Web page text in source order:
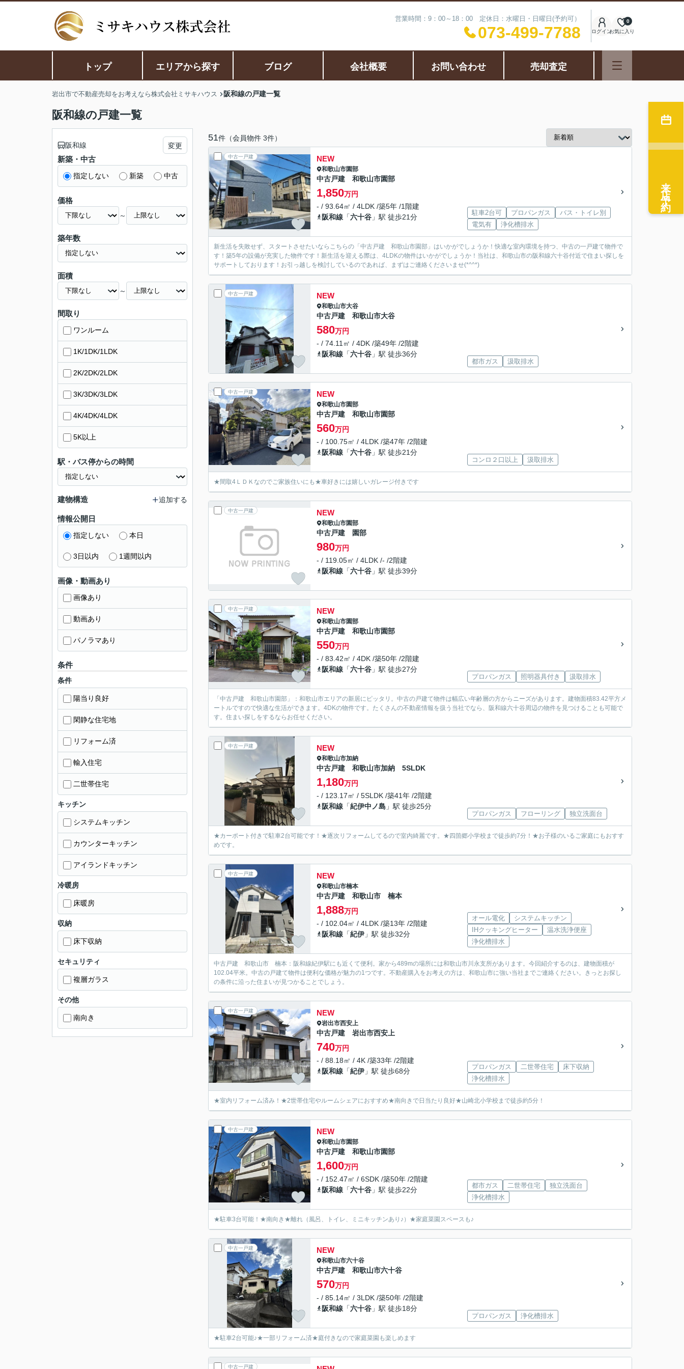
営業時間：9：00～18：00 定休日：水曜日・日曜日(予約可）
073-499-7788 ログインお気に入り
0
トップ エリアから探す ブログ 会社概要 お問い合わせ 売却査定
岩出市で不動産売却をお考えなら株式会社ミサキハウス 阪和線の戸建一覧
阪和線の戸建一覧
51件（会員物件 3件）
中古一戸建 NEW
和歌山市園部
中古戸建 和歌山市園部
1,850万円
- / 93.64㎡ / 4LDK /築5年 /1階建
阪和線 「六十谷 」駅 徒歩21分
駐車2台可 プロパンガス
バス・トイレ別
電気有
浄化槽排水
新生活を失敗せず、スタートさせたいならこちらの「中古戸建 和歌山市園部」はいかがでしょうか！快適な室内環境を持つ、中古の一戸建て物件で
す！築5年の設備が充実した物件です！新生活を迎える際は、4LDKの物件はいかがでしょうか！当社は、和歌山市の阪和線六十谷付近で住まい探しを
サポートしております！お引っ越しを検討しているのであれば、まずはご連絡くださいませ(*^^*)
中古一戸建 NEW
和歌山市大谷
中古戸建 和歌山市大谷
580万円
- / 74.11㎡ / 4DK /築49年 /2階建
阪和線 「六十谷 」駅 徒歩36分
都市ガス 汲取排水
中古一戸建 NEW
和歌山市園部
中古戸建 和歌山市園部
560万円
- / 100.75㎡ / 4LDK /築47年 /2階建
阪和線 「六十谷 」駅 徒歩21分
コンロ２口以上 汲取排水
★間取4ＬＤＫなのでご家族住いにも★車好きには嬉しいガレージ付きです
中古一戸建 NEW
和歌山市園部
中古戸建 園部
980万円
- / 119.05㎡ / 4LDK /- /2階建
阪和線 「六十谷 」駅 徒歩39分
中古一戸建 NEW
和歌山市園部
中古戸建 和歌山市園部
550万円
- / 83.42㎡ / 4DK /築50年 /2階建
阪和線 「六十谷 」駅 徒歩27分
プロパンガス 照明器具付き 汲取排水
「中古戸建 和歌山市園部」：和歌山市エリアの新居にピッタリ。中古の戸建て物件は幅広い年齢層の方からニーズがあります。建物面積83.42平方メ
ートルですので快適な生活ができます。4DKの物件です。たくさんの不動産情報を扱う当社でなら、阪和線六十谷周辺の物件を見つけることも可能で
す。住まい探しをするならお任せください。
中古一戸建 NEW
和歌山市加納
中古戸建 和歌山市加納 5SLDK
1,180万円
- / 123.17㎡ / 5SLDK /築41年 /2階建
阪和線 「紀伊中ノ島 」駅 徒歩25分
プロパンガス フローリング 独立洗面台
★カーポート付きで駐車2台可能です！★逐次リフォームしてるので室内綺麗です。★四箇郷小学校まで徒歩約7分！★お子様のいるご家庭にもおすす
めです。
中古一戸建 NEW
和歌山市楠本
中古戸建 和歌山市 楠本
1,888万円
- / 102.04㎡ / 4LDK /築13年 /2階建
阪和線 「紀伊 」駅 徒歩32分
オール電化
システムキッチン
IHクッキングヒーター
温水洗浄便座
浄化槽排水
中古戸建 和歌山市 楠本：阪和線紀伊駅にも近くて便利。家から489mの場所には和歌山市川永支所があります。今回紹介するのは、建物面積が
102.04平米。中古の戸建て物件は便利な価格が魅力の1つです。不動産購入をお考えの方は、和歌山市に強い当社までご連絡ください。きっとお探し
の条件に沿った住まいが見つかることでしょう。
中古一戸建 NEW
岩出市西安上
中古戸建 岩出市西安上
740万円
- / 88.18㎡ / 4K /築33年 /2階建
阪和線 「紀伊 」駅 徒歩68分
プロパンガス 二世帯住宅
床下収納
浄化槽排水
★室内リフォーム済み！★2世帯住宅やルームシェアにおすすめ★南向きで日当たり良好★山崎北小学校まで徒歩約5分！
中古一戸建 NEW
和歌山市園部
中古戸建 和歌山市園部
1,600万円
- / 152.47㎡ / 6SDK /築50年 /2階建
阪和線 「六十谷 」駅 徒歩22分
都市ガス 二世帯住宅
独立洗面台
浄化槽排水
★駐車3台可能！★南向き★離れ（風呂、トイレ、ミニキッチンあり♪）★家庭菜園スペースも♪
中古一戸建 NEW
和歌山市六十谷
中古戸建 和歌山市六十谷
570万円
- / 85.14㎡ / 3LDK /築50年 /2階建
阪和線 「六十谷 」駅 徒歩18分
プロパンガス 浄化槽排水
★駐車2台可能♪★一部リフォーム済★庭付きなので家庭菜園も楽しめます
中古一戸建
阪和線 変更
新築・中古
指定しない 新築 中古
価格
～
築年数
面積
～
間取り
ワンルーム
1K/1DK/1LDK
2K/2DK/2LDK
3K/3DK/3LDK
4K/4DK/4LDK
5K以上
駅・バス停からの時間
建物構造 追加する
情報公開日
指定しない 本日
3日以内 1週間以内
画像・動画あり
画像あり
動画あり
パノラマあり
条件
条件
陽当り良好
閑静な住宅地
リフォーム済
輸入住宅
二世帯住宅
キッチン
システムキッチン
カウンターキッチン
アイランドキッチン
冷暖房
床暖房
収納
床下収納
セキュリティ
複層ガラス
その他
南向き
来店予約